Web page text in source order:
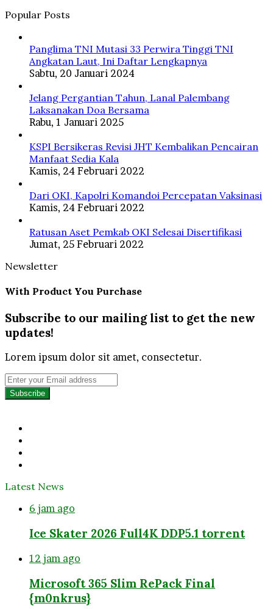
Popular Posts
Panglima TNI Mutasi 33 Perwira Tinggi TNI
Angkatan Laut, Ini Daftar Lengkapnya
Sabtu, 20 Januari 2024
Jelang Pergantian Tahun, Lanal Palembang
Laksanakan Doa Bersama
Rabu, 1 Januari 2025
KSPI Bersikeras Revisi JHT Kembalikan Pencairan
Manfaat Sedia Kala
Kamis, 24 Februari 2022
Dari OKI, Kapolri Komandoi Percepatan Vaksinasi
Kamis, 24 Februari 2022
Ratusan Aset Pemkab OKI Selesai Disertifikasi
Jumat, 25 Februari 2022
Newsletter
With Product You Purchase
Subscribe to our mailing list to get the new
updates!
Lorem ipsum dolor sit amet, consectetur.
Enter
your
Email
Latest News
6 jam ago
Ice Skater 2026 Full4K DDP5.1 torrent
12 jam ago
Microsoft 365 Slim RePack Final
{m0nkrus}